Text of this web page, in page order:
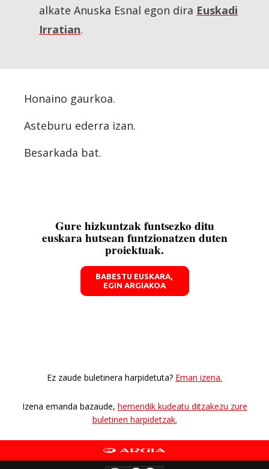
alkate Anuska Esnal egon dira Euskadi
Irratian.
Honaino gaurkoa.
Asteburu ederra izan.
Besarkada bat.
Gure hizkuntzak funtsezko ditu
euskara hutsean funtzionatzen duten
proiektuak.
BABESTU EUSKARA,
EGIN ARGIAKOA
Ez zaude buletinera harpidetuta? Eman izena.
Izena emanda bazaude, hemendik kudeatu ditzakezu zure
buletinen harpidetzak.